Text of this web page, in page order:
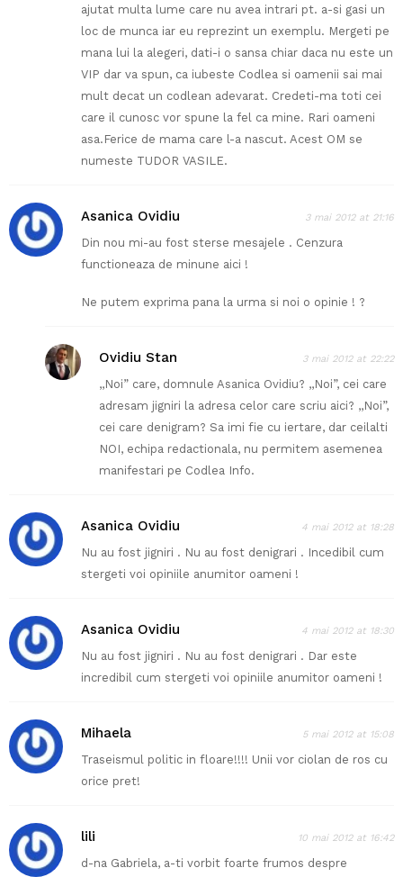
ajutat multa lume care nu avea intrari pt. a-si gasi un
loc de munca iar eu reprezint un exemplu. Mergeti pe
mana lui la alegeri, dati-i o sansa chiar daca nu este un
VIP dar va spun, ca iubeste Codlea si oamenii sai mai
mult decat un codlean adevarat. Credeti-ma toti cei
care il cunosc vor spune la fel ca mine. Rari oameni
asa.Ferice de mama care l-a nascut. Acest OM se
numeste TUDOR VASILE.
Asanica Ovidiu 3 mai 2012 at 21:16
Din nou mi-au fost sterse mesajele . Cenzura
functioneaza de minune aici !
Ne putem exprima pana la urma si noi o opinie ! ?
Ovidiu Stan 3 mai 2012 at 22:22
,,Noi” care, domnule Asanica Ovidiu? ,,Noi”, cei care
adresam jigniri la adresa celor care scriu aici? ,,Noi”,
cei care denigram? Sa imi fie cu iertare, dar ceilalti
NOI, echipa redactionala, nu permitem asemenea
manifestari pe Codlea Info.
Asanica Ovidiu 4 mai 2012 at 18:28
Nu au fost jigniri . Nu au fost denigrari . Incedibil cum
stergeti voi opiniile anumitor oameni !
Asanica Ovidiu 4 mai 2012 at 18:30
Nu au fost jigniri . Nu au fost denigrari . Dar este
incredibil cum stergeti voi opiniile anumitor oameni !
Mihaela 5 mai 2012 at 15:08
Traseismul politic in floare!!!! Unii vor ciolan de ros cu
orice pret!
lili 10 mai 2012 at 16:42
d-na Gabriela, a-ti vorbit foarte frumos despre